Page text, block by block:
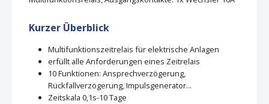
Kurzer Überblick
Multifunktionszeitrelais für elektrische Anlagen
erfüllt alle Anforderungen eines Zeitrelais
10 Funktionen: Ansprechverzögerung,
Rückfallverzögerung, Impulsgenerator...
Zeitskala 0,1s-10 Tage